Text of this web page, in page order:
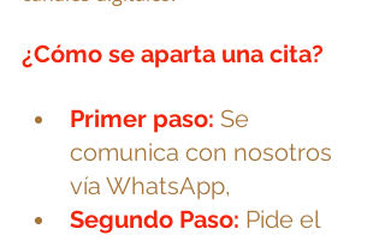
¿Cómo se aparta una cita?
Primer paso: Se
comunica con nosotros
vía WhatsApp,
Segundo Paso: Pide el